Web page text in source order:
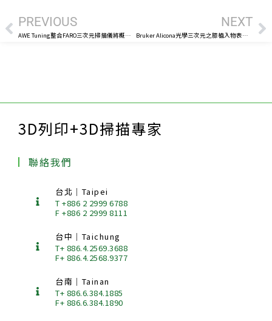
上一頁
PREVIOUS
AWE Tuning整合FARO三次元掃描儀將概念變為現實
NEXT
Bruker Alicona光學三次元之膝植入物表面粗糙度量測
3D列印+3D掃描專家
聯絡我們
台北｜Taipei
T +886 2 2999 6788
F +886 2 2999 8111
台中｜Taichung
T+ 886.4.2569.3688
F+ 886.4.2568.9377
台南｜Tainan
T+ 886.6.384.1885
F+ 886.6.384.1890